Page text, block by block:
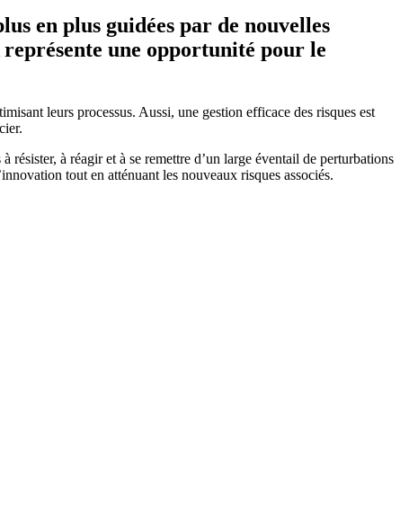
en plus guidées par de nouvelles
une opportunité pour le
leurs processus. Aussi, une gestion efficace des risques est
à réagir et à se remettre d’un large éventail de perturbations
tout en atténuant les nouveaux risques associés.